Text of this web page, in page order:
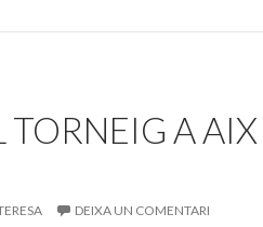
TORNEIG A AIX
DEIXA UN COMENTARI